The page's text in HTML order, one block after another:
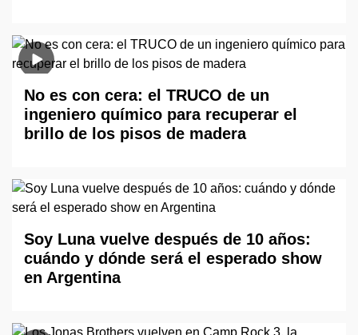
No es con cera: el TRUCO de un
ingeniero químico para recuperar el
brillo de los pisos de madera
Soy Luna vuelve después de 10 años:
cuándo y dónde será el esperado show
en Argentina